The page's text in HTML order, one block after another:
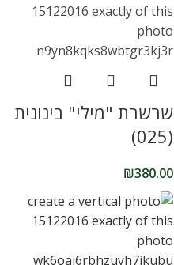
שרשרת "מילי" בינונית
(025)
₪380.00